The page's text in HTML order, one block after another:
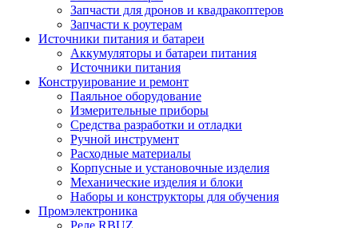
Запчасти для дронов и квадракоптеров
Запчасти к роутерам
Источники питания и батареи
Аккумуляторы и батареи питания
Источники питания
Конструирование и ремонт
Паяльное оборудование
Измерительные приборы
Средства разработки и отладки
Ручной инструмент
Расходные материалы
Корпусные и установочные изделия
Механические изделия и блоки
Наборы и конструкторы для обучения
Промэлектроника
Реле RBUZ